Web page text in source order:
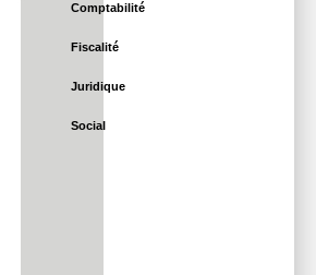
Comptabilité
Fiscalité
Juridique
Social